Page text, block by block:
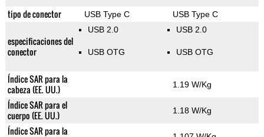
tipo de conector USB Type C USB Type C
especificaciones del
conector
USB 2.0
USB OTG
USB 2.0
USB OTG
Índice SAR para la
cabeza (EE. UU.)
1.19 W/Kg
Índice SAR para el
cuerpo (EE. UU.)
1.18 W/Kg
Índice SAR para la